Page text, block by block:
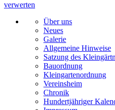
verwerten
Über uns
Neues
Galerie
Allgemeine Hinweise
Satzung des
Bauordnung
Kleingartenordnung
Vereinsheim
Chronik
Hundertjähriger